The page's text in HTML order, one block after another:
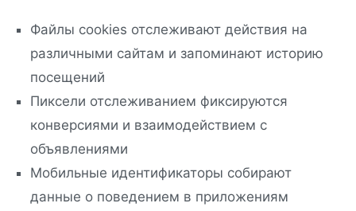
Файлы cookies отслеживают действия на
различными сайтам и запоминают историю
посещений
Пиксели отслеживанием фиксируются
конверсиями и взаимодействием с
объявлениями
Мобильные идентификаторы собирают
данные о поведением в приложениям